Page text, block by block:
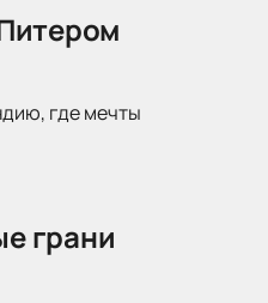
где мечты
грани